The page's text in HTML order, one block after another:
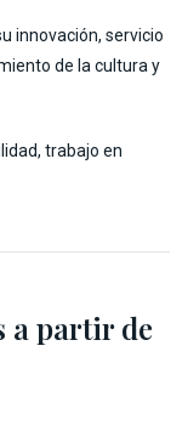
innovación, servicio
de la cultura y
trabajo en
a partir de